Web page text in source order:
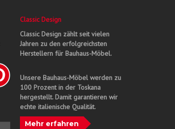
Classic Design
Classic Design zählt seit vielen
Jahren zu den erfolgreichsten
Herstellern für Bauhaus-Möbel.
Unsere Bauhaus-Möbel werden zu
100 Prozent in der Toskana
hergestellt. Damit garantieren wir
echte italienische Qualität.
Mehr erfahren